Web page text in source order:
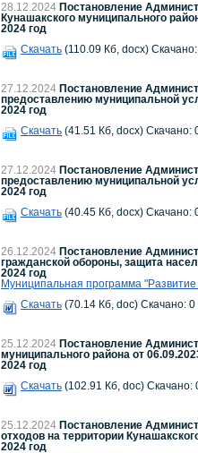
28.12.2024 Постановление
Кунашакского муниципального
2024 год
Скачать (110.09 Кб, docx) Скачано:
27.12.2024 Постановление
предоставлению муниципальной
2024 год
Скачать (41.51 Кб, docx) Скачано:
27.12.2024 Постановление
предоставлению муниципальной
2024 год
Скачать (40.45 Кб, docx) Скачано:
26.12.2024 Постановление
гражданской обороны, защита
2024 год
Муниципальная программа
Скачать (70.14 Кб, doc) Скачано: 0
25.12.2024 Постановление
муниципального района от
2024 год
Скачать (102.91 Кб, doc) Скачано:
25.12.2024 Постановление
отходов на территории
2024 год